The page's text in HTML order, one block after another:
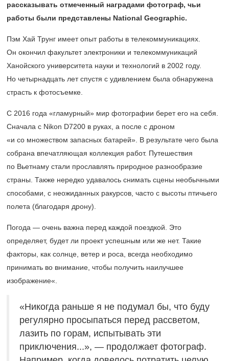
рассказывать отмеченный наградами фотограф, чьи
работы были представлены National Geographic.
Пэм Хай Трунг имеет опыт работы в телекоммуникациях.
Он окончил факультет электроники и телекоммуникаций
Ханойского университета науки и технологий в 2002 году.
Но четырнадцать лет спустя с удивлением была обнаружена
страсть к фотосъемке.
С 2016 года «гламурный» мир фотографии берет его на себя.
Сначала с Nikon D7200 в руках, а после с дроном
«и со множеством запасных батарей». В результате чего была
собрана впечатляющая коллекция работ. Путешествия
по Вьетнаму стали прославлять природное разнообразие
страны. Также нередко удавалось снимать сцены необычными
способами, с неожиданных ракурсов, часто с высоты птичьего
полета (благодаря дрону).
Погода — очень важна перед каждой поездкой. Это
определяет, будет ли проект успешным или же нет. Такие
факторы, как солнце, ветер и роса, всегда необходимо
принимать во внимание, чтобы получить наилучшее
изображение«.
«Никогда раньше я не подумал бы, что буду
регулярно просыпаться перед рассветом,
лазить по горам, испытывать эти
приключения...», — продолжает фотограф.